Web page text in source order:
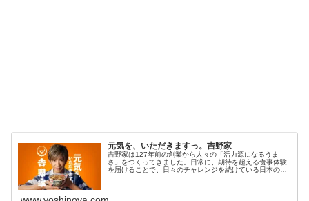
元気を、いただきますっ。吉野家
吉野家は127年前の創業から人々の「活力源になるうま
さ」をつくってきました。日常に、期待を超える食事体験
を届けることで、日々のチャレンジを続けている日本の皆